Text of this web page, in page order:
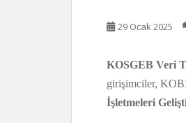
29 Ocak 2025
KOSGEB Veri
girişimciler,
İşletmeleri